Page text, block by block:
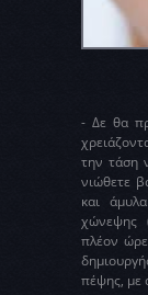
- Δε θα
την τάση
νιώθετε
και
χώνεψης
πλέον
πέψης, με